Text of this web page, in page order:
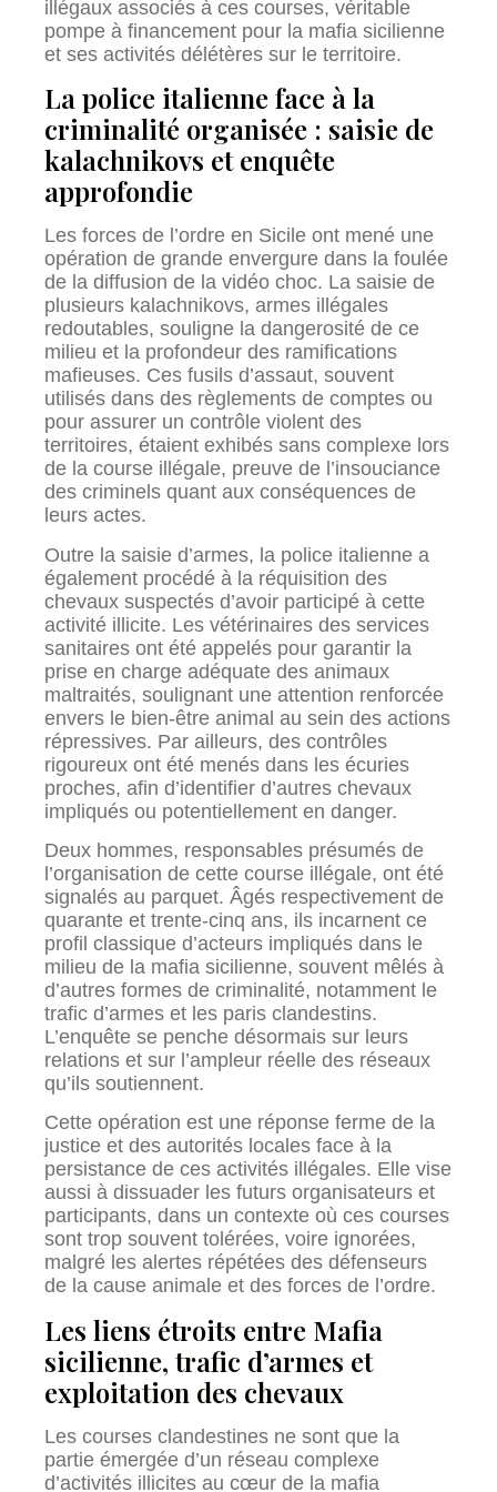
illégaux associés à ces courses, véritable
pompe à financement pour la mafia sicilienne
et ses activités délétères sur le territoire.
La police italienne face à la
criminalité organisée : saisie de
kalachnikovs et enquête
approfondie
Les forces de l’ordre en Sicile ont mené une
opération de grande envergure dans la foulée
de la diffusion de la vidéo choc. La saisie de
plusieurs kalachnikovs, armes illégales
redoutables, souligne la dangerosité de ce
milieu et la profondeur des ramifications
mafieuses. Ces fusils d’assaut, souvent
utilisés dans des règlements de comptes ou
pour assurer un contrôle violent des
territoires, étaient exhibés sans complexe lors
de la course illégale, preuve de l’insouciance
des criminels quant aux conséquences de
leurs actes.
Outre la saisie d’armes, la police italienne a
également procédé à la réquisition des
chevaux suspectés d’avoir participé à cette
activité illicite. Les vétérinaires des services
sanitaires ont été appelés pour garantir la
prise en charge adéquate des animaux
maltraités, soulignant une attention renforcée
envers le bien-être animal au sein des actions
répressives. Par ailleurs, des contrôles
rigoureux ont été menés dans les écuries
proches, afin d’identifier d’autres chevaux
impliqués ou potentiellement en danger.
Deux hommes, responsables présumés de
l’organisation de cette course illégale, ont été
signalés au parquet. Âgés respectivement de
quarante et trente-cinq ans, ils incarnent ce
profil classique d’acteurs impliqués dans le
milieu de la mafia sicilienne, souvent mêlés à
d’autres formes de criminalité, notamment le
trafic d’armes et les paris clandestins.
L’enquête se penche désormais sur leurs
relations et sur l’ampleur réelle des réseaux
qu’ils soutiennent.
Cette opération est une réponse ferme de la
justice et des autorités locales face à la
persistance de ces activités illégales. Elle vise
aussi à dissuader les futurs organisateurs et
participants, dans un contexte où ces courses
sont trop souvent tolérées, voire ignorées,
malgré les alertes répétées des défenseurs
de la cause animale et des forces de l’ordre.
Les liens étroits entre Mafia
sicilienne, trafic d’armes et
exploitation des chevaux
Les courses clandestines ne sont que la
partie émergée d’un réseau complexe
d’activités illicites au cœur de la mafia